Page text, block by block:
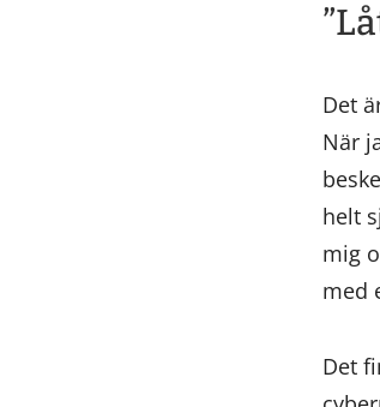
Det
När
helt
mig
med
Det